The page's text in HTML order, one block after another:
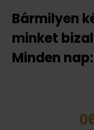
Bármilyen
minket
Minden